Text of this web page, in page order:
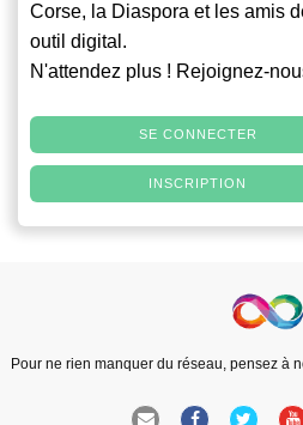
Corse, la Diaspora et les amis
outil digital.
N'attendez plus ! Rejoignez-
SE CONNECTER
INSCRIPTION
Pour ne rien manquer du réseau, pensez à